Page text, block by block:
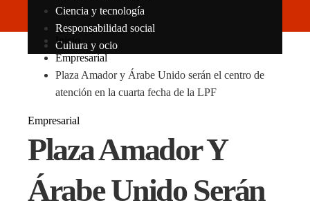
Ciencia y tecnología
Responsabilidad social
Cultura y ocio
Inicio
Empresarial
Plaza Amador y Árabe Unido serán el centro de
atención en la cuarta fecha de la LPF
Empresarial
Plaza Amador Y
Árabe Unido Serán